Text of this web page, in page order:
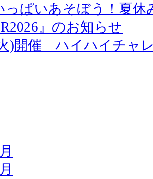
っぱいあそぼう！夏
』のお知らせ
)開催 ハイハイチャ